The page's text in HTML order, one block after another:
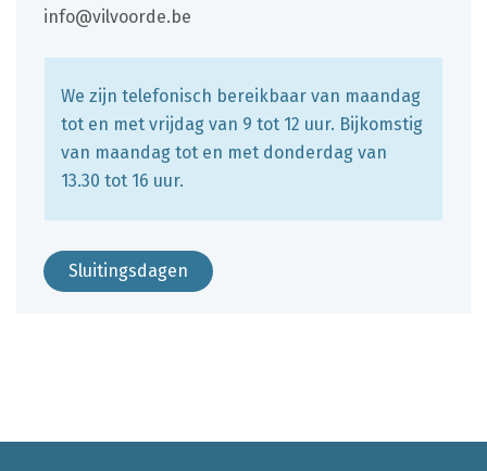
E-
info@vilvoorde.be
We zijn telefonisch bereikbaar van maandag
tot en met vrijdag van 9 tot 12 uur. Bijkomstig
van maandag tot en met donderdag van
13.30 tot 16 uur.
Sluitingsdagen